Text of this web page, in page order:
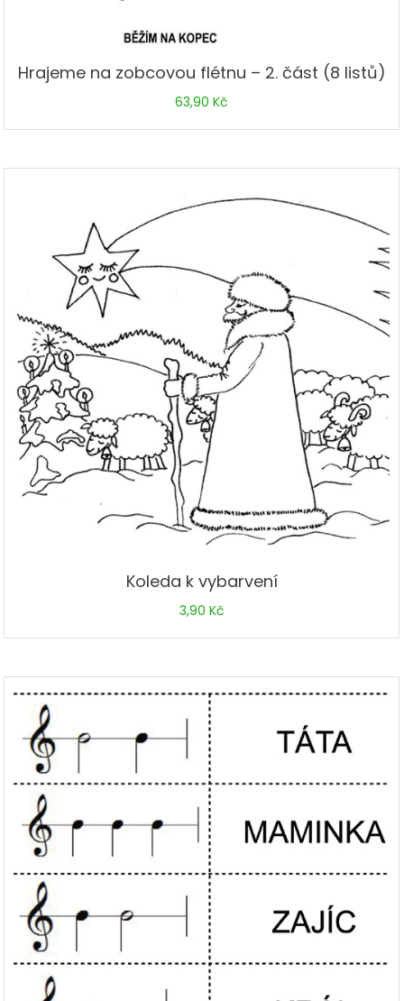
Hrajeme na zobcovou flétnu – 2. část (8 listů)
63,90Kč
Koleda k vybarvení
3,90 Kč